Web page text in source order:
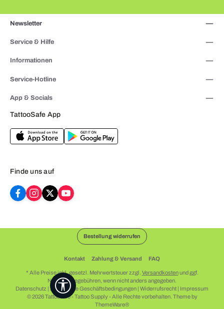
Newsletter
App & Socials
TattooSafe App
Finde uns auf
Service & Hilfe
Informationen
Service-Hotline
Bestellung widerrufen
Kontakt Zahlung & Versand FAQ
* Alle Preise inkl. gesetzl. Mehrwertsteuer zzgl. Versandkostenund ggf.
Nachnahmegebühren, wenn nicht anders angegeben.
Datenschutz
Allgemeine Geschäftsbedingungen Widerrufsrecht
Impressum
© 2026 Tattoosafe - Tattoo Supply - Alle Rechte vorbehalten. Theme by
ThemeWare®
Werkzeugleiste anzeigen